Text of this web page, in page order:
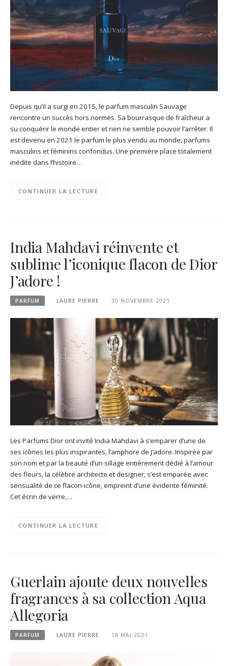
Depuis qu’il a surgi en 2015, le parfum masculin Sauvage
rencontre un succès hors normes. Sa bourrasque de fraîcheur a
su conquérir le monde entier et rien ne semble pouvoir l’arrêter. Il
est devenu en 2021 le parfum le plus vendu au monde, parfums
masculins et féminins confondus. Une première place totalement
inédite dans l’histoire…
CONTINUER LA LECTURE
India Mahdavi réinvente et
sublime l’iconique flacon de Dior
J’adore !
PARFUM LAURE PIERRE 30 NOVEMBRE 2021
Les Parfums Dior ont invité India Mahdavi à s’emparer d’une de
ses icônes les plus inspirantes, l’amphore de J’adore. Inspirée par
son nom et par la beauté d’un sillage entièrement dédié à l’amour
des fleurs, la célèbre architecte et designer, s’est emparée avec
sensualité de ce flacon-icône, empreint d’une évidente féminité.
Cet écrin de verre,…
CONTINUER LA LECTURE
Guerlain ajoute deux nouvelles
fragrances à sa collection Aqua
Allegoria
PARFUM LAURE PIERRE 18 MAI 2021